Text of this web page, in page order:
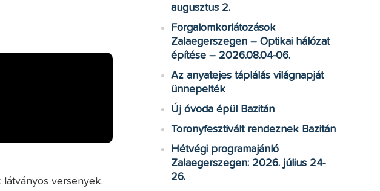
versenyek.
augusztus 2.
Forgalomkorlátozások
Zalaegerszegen – Optikai hálózat
építése – 2026.08.04-06.
Az anyatejes táplálás világnapját
ünnepelték
Új óvoda épül Bazitán
Toronyfesztivált rendeznek Bazitán
Hétvégi programajánló
Zalaegerszegen: 2026. július 24-
26.